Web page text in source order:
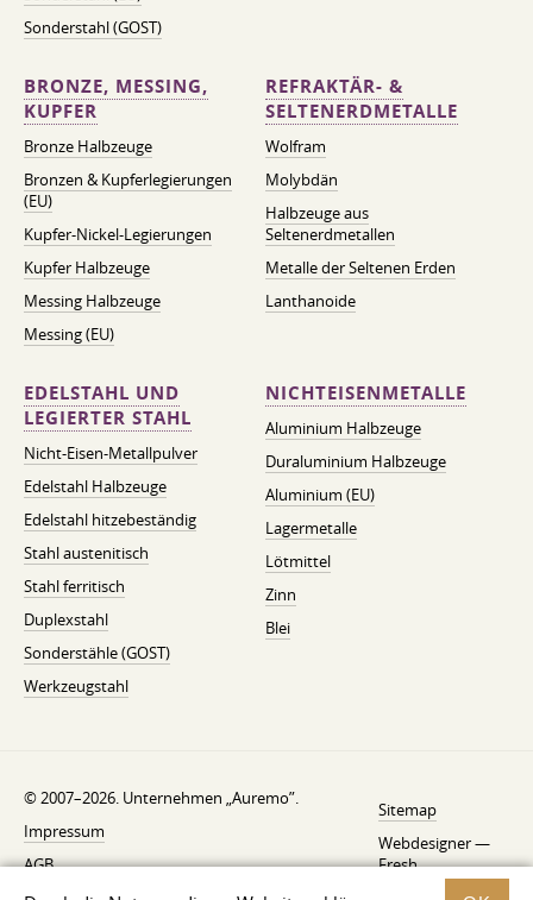
Sonderstahl (GOST)
BRONZE, MESSING,
KUPFER
Bronze Halbzeuge
Bronzen & Kupferlegierungen
(EU)
Kupfer-Nickel-Legierungen
Kupfer Halbzeuge
Messing Halbzeuge
Messing (EU)
REFRAKTÄR- &
SELTENERDMETALLE
Wolfram
Molybdän
Halbzeuge aus
Seltenerdmetallen
Metalle der Seltenen Erden
Lanthanoide
EDELSTAHL UND
LEGIERTER STAHL
Nicht-Eisen-Metallpulver
Edelstahl Halbzeuge
Edelstahl hitzebeständig
Stahl austenitisch
Stahl ferritisch
Duplexstahl
Sonderstähle (GOST)
Werkzeugstahl
NICHTEISENMETALLE
Aluminium Halbzeuge
Duraluminium Halbzeuge
Aluminium (EU)
Lagermetalle
Lötmittel
Zinn
Blei
© 2007–2026. Unternehmen „Auremo”.
Impressum
AGB
Sitemap
Webdesigner —
Fresh